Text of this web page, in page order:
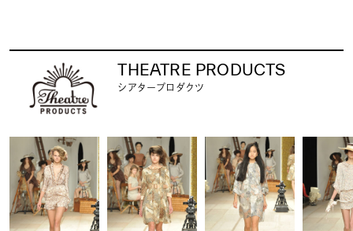
THEATRE PRODUCTS
シアタープロダクツ